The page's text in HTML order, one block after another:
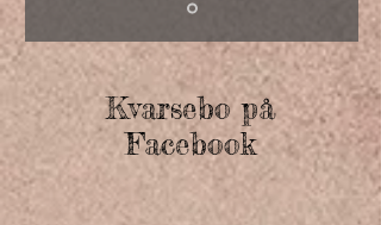
Kvarsebo på
Facebook